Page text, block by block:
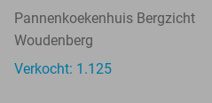
Pannenkoekenhuis Bergzicht
Woudenberg
Verkocht: 1.125